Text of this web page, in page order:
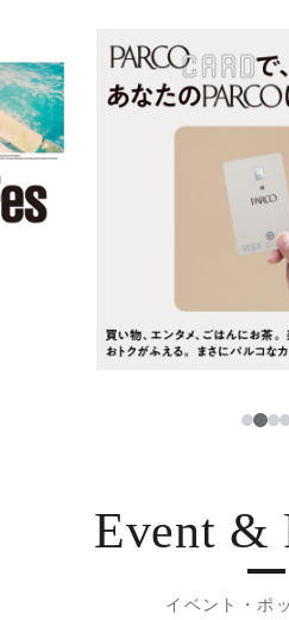
レストラン・カフェ
TAX FREE
PARCOメンバーズ
ภาษาไทย
日本語
123
Event &
イベント・ポ